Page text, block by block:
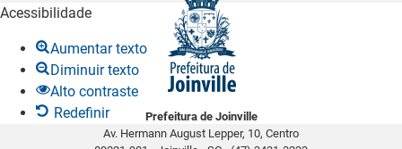
Prefeitura de Joinville
Av. Hermann August Lepper, 10, Centro
b
Acessibilidade
Aumentar texto
Diminuir texto
Alto contraste
Redefinir